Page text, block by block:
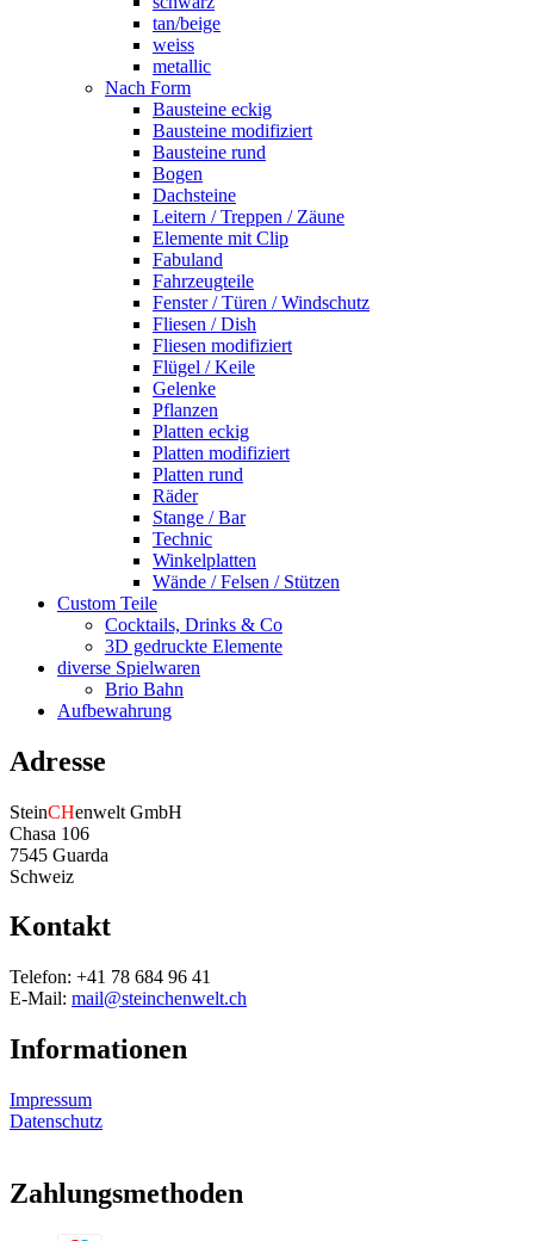
tan/beige
weiss
metallic
Nach Form
Bausteine eckig
Bausteine modifiziert
Bausteine rund
Bogen
Dachsteine
Leitern / Treppen / Zäune
Elemente mit Clip
Fabuland
Fahrzeugteile
Fenster / Türen / Windschutz
Fliesen / Dish
Fliesen modifiziert
Flügel / Keile
Gelenke
Pflanzen
Platten eckig
Platten modifiziert
Platten rund
Räder
Stange / Bar
Technic
Winkelplatten
Wände / Felsen / Stützen
Custom Teile
Cocktails, Drinks & Co
3D gedruckte Elemente
diverse Spielwaren
Brio Bahn
Aufbewahrung
Adresse
SteinCHenwelt GmbH
Chasa 106
7545 Guarda
Schweiz
Kontakt
Telefon: +41 78 684 96 41
E-Mail: mail@steinchenwelt.ch
Informationen
Impressum
Datenschutz
Zahlungsmethoden